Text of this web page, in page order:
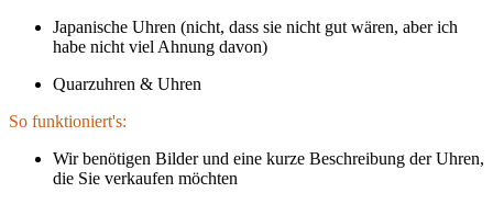
Japanische Uhren (nicht, dass sie nicht gut wären, aber ich
habe nicht viel Ahnung davon)
Quarzuhren & Uhren
So funktioniert's:
Wir benötigen Bilder und eine kurze Beschreibung der Uhren,
die Sie verkaufen möchten